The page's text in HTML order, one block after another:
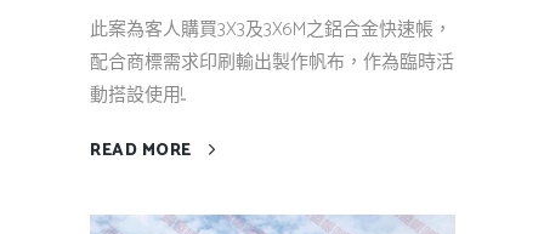
此案為客人購買3X3及3X6M之鋁合金快速帳，
配合商標需求印刷輸出製作帆布，作為臨時活
動搭設使用!...
READ MORE